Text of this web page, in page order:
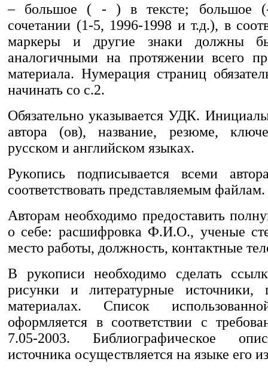
– большое ( - ) в тексте; большое
сочетании (1-5, 1996-1998 и т.д.), в
маркеры и другие знаки должны
аналогичными на протяжении всего
материала. Нумерация страниц
начинать со с.2.
Обязательно указывается УДК.
автора (ов), название, резюме,
русском и английском языках.
Рукопись подписывается всеми
соответствовать представляемым файлам.
Авторам необходимо предоставить
о себе: расшифровка Ф.И.О., ученые
место работы, должность, контактные
В рукописи необходимо сделать
рисунки и литературные источники,
материалах. Список
оформляется в соответствии с
7.05-2003. Библиографическое
источника осуществляется на языке его